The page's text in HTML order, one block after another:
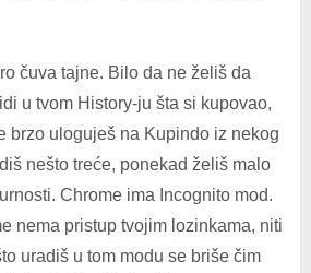
čuva tajne. Bilo da ne želiš da
u tvom History-ju šta si kupovao,
brzo uloguješ na Kupindo iz nekog
nešto treće, ponekad želiš malo
Chrome ima Incognito mod.
nema pristup tvojim lozinkama, niti
uradiš u tom modu se briše čim